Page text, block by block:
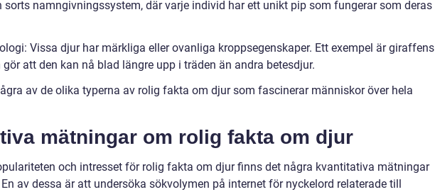
sorts namngivningssystem, där varje individ har ett unikt pip som fungerar som deras
Vissa djur har märkliga eller ovanliga kroppsegenskaper. Ett exempel är giraffens
att den kan nå blad längre upp i träden än andra betesdjur.
av de olika typerna av rolig fakta om djur som fascinerar människor över hela
mätningar om rolig fakta om djur
och intresset för rolig fakta om djur finns det några kvantitativa mätningar
av dessa är att undersöka sökvolymen på internet för nyckelord relaterade till